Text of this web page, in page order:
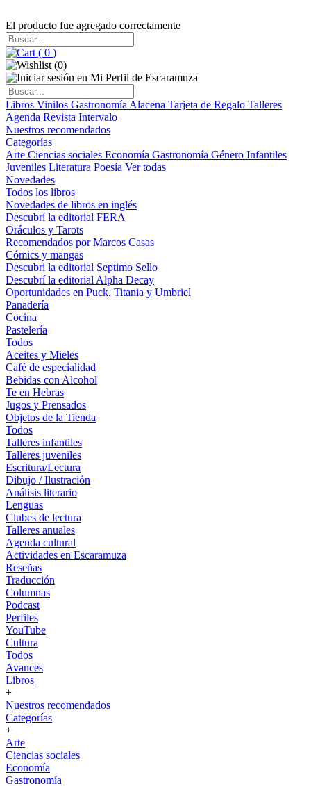
El producto fue agregado correctamente
( 0 )
(0)
Libros Vinilos Gastronomía Alacena Tarjeta de Regalo Talleres
Agenda Revista Intervalo
Nuestros recomendados
Categorías
Arte Ciencias sociales Economía Gastronomía Género Infantiles
Juveniles Literatura Poesía Ver todas
Novedades
Todos los libros
Novedades de libros en inglés
Descubrí la editorial FERA
Oráculos y Tarots
Recomendados por Marcos Casas
Cómics y mangas
Descubri la editorial Septimo Sello
Descubrí la editorial Alpha Decay
Oportunidades en Puck, Titania y Umbriel
Panadería
Cocina
Pastelería
Todos
Aceites y Mieles
Café de especialidad
Bebidas con Alcohol
Te en Hebras
Jugos y Prensados
Objetos de la Tienda
Todos
Talleres infantiles
Talleres juveniles
Escritura/Lectura
Dibujo / Ilustración
Análisis literario
Lenguas
Clubes de lectura
Talleres anuales
Agenda cultural
Actividades en Escaramuza
Reseñas
Traducción
Columnas
Podcast
Perfiles
YouTube
Cultura
Todos
Avances
Libros
+
Nuestros recomendados
Categorías
+
Arte
Ciencias sociales
Economía
Gastronomía